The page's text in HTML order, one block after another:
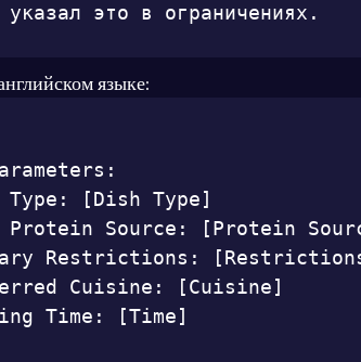
указал это в ограничениях.
языке:
[Dish Type]
Protein Source: [Protein
Restrictions:
Cuisine: [Cuisine]
Time: [Time]